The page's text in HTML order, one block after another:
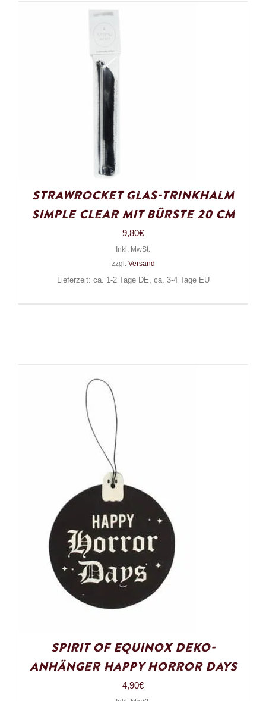
Strawrocket Glas-Trinkhalm
Simple Clear mit Bürste 20 cm
9,80€
Inkl. MwSt.
zzgl. Versand
Lieferzeit: ca. 1-2 Tage DE, ca. 3-4 Tage EU
Spirit of Equinox Deko-
Anhänger Happy Horror Days
4,90€